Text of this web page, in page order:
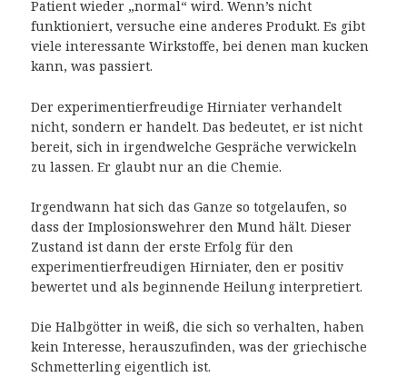
Patient wieder „normal“ wird. Wenn’s nicht
funktioniert, versuche eine anderes Produkt. Es gibt
viele interessante Wirkstoffe, bei denen man kucken
kann, was passiert.
Der experimentierfreudige Hirniater verhandelt
nicht, sondern er handelt. Das bedeutet, er ist nicht
bereit, sich in irgendwelche Gespräche verwickeln
zu lassen. Er glaubt nur an die Chemie.
Irgendwann hat sich das Ganze so totgelaufen, so
dass der Implosionswehrer den Mund hält. Dieser
Zustand ist dann der erste Erfolg für den
experimentierfreudigen Hirniater, den er positiv
bewertet und als beginnende Heilung interpretiert.
Die Halbgötter in weiß, die sich so verhalten, haben
kein Interesse, herauszufinden, was der griechische
Schmetterling eigentlich ist.